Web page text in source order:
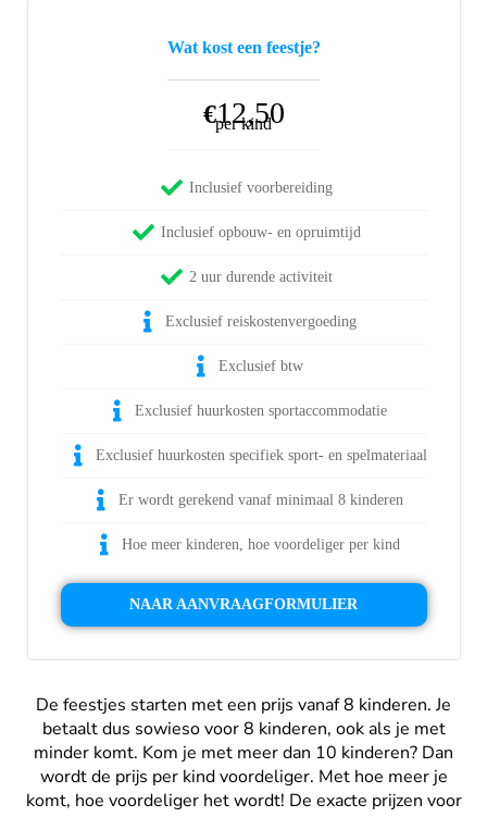
Wat kost een feestje?
€12,50
per kind
Inclusief voorbereiding
Inclusief opbouw- en opruimtijd
2 uur durende activiteit
Exclusief reiskostenvergoeding
Exclusief btw
Exclusief huurkosten sportaccommodatie
Exclusief huurkosten specifiek sport- en spelmateriaal
Er wordt gerekend vanaf minimaal 8 kinderen
Hoe meer kinderen, hoe voordeliger per kind
NAAR AANVRAAGFORMULIER
De feestjes starten met een prijs vanaf 8 kinderen. Je
betaalt dus sowieso voor 8 kinderen, ook als je met
minder komt. Kom je met meer dan 10 kinderen? Dan
wordt de prijs per kind voordeliger. Met hoe meer je
komt, hoe voordeliger het wordt! De exacte prijzen voor